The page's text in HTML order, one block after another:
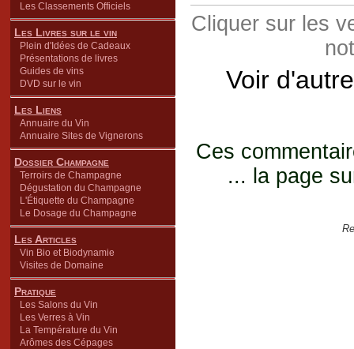
Les Classements Officiels
Les Livres sur le vin
Plein d'Idées de Cadeaux
Présentations de livres
Guides de vins
DVD sur le vin
Les Liens
Annuaire du Vin
Annuaire Sites de Vignerons
Dossier Champagne
Terroirs de Champagne
Dégustation du Champagne
L'Étiquette du Champagne
Le Dosage du Champagne
Les Articles
Vin Bio et Biodynamie
Visites de Domaine
Pratique
Les Salons du Vin
Les Verres à Vin
La Température du Vin
Arômes des Cépages
Cliquer sur les
Voir
Ces
... la page